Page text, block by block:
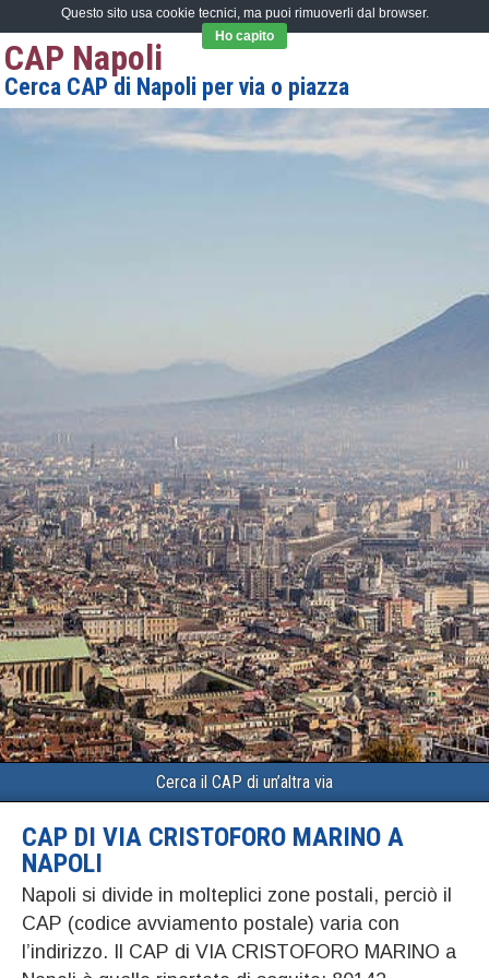
CAP Napoli
Cerca CAP di Napoli per via o piazza
Cerca il CAP di un’altra via
CAP DI VIA CRISTOFORO MARINO A
NAPOLI
Napoli si divide in molteplici zone postali, perciò il
CAP (codice avviamento postale) varia con
l’indirizzo. Il CAP di VIA CRISTOFORO MARINO a
Questo sito usa cookie tecnici, ma puoi rimuoverli dal browser.
Ho capito